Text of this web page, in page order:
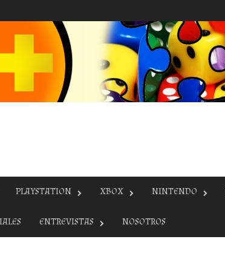
PLAYSTATION XBOX NINTENDO
ENTREVISTAS NOSOTROS